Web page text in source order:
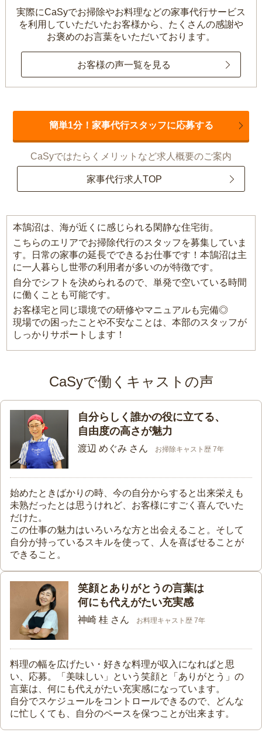
実際にCaSyでお掃除やお料理などの家事代行サービス
を利用していただいたお客様から、 たくさんの感謝や
お褒めのお言葉をいただいております。
お客様の声一覧を見る
簡単1分！家事代行スタッフに応募する
CaSyではたらくメリットなど求人概要のご案内
家事代行求人TOP
本鵠沼は、海が近くに感じられる閑静な住宅街。
こちらのエリアでお掃除代行のスタッフを募集していま
す。日常の家事の延長でできるお仕事です！本鵠沼は主
に一人暮らし世帯の利用者が多いのが特徴です。
自分でシフトを決められるので、単発で空いている時間
に働くことも可能です。
お客様宅と同じ環境での研修やマニュアルも完備◎
現場での困ったことや不安なことは、本部のスタッフが
しっかりサポートします！
CaSyで働くキャストの声
自分らしく誰かの役に立てる、
自由度の高さが魅力
渡辺 めぐみ さん お掃除キャスト歴 7年
始めたときばかりの時、今の自分からすると出来栄えも
未熟だったとは思うけれど、お客様にすごく喜んでいた
だけた。
この仕事の魅力はいろいろな方と出会えること。そして
自分が持っているスキルを使って、人を喜ばせることが
できること。
笑顔とありがとうの言葉は
何にも代えがたい充実感
神崎 桂 さん お料理キャスト歴 7年
料理の幅を広げたい・好きな料理が収入になればと思
い、応募。「美味しい」という笑顔と「ありがとう」の
言葉は、何にも代えがたい充実感になっています。
自分でスケジュールをコントロールできるので、どんな
に忙しくても、自分のペースを保つことが出来ます。